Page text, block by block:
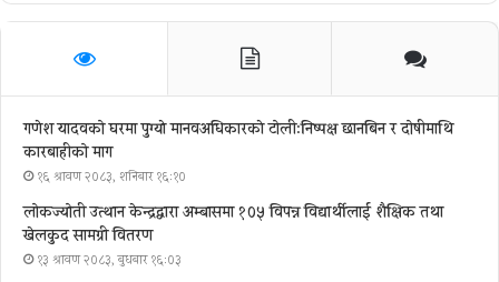
गणेश यादवको घरमा पुग्याे मानवअधिकारकाे टोली:निष्पक्ष छानबिन र दोषीमाथि
कारबाहीको माग
१६ श्रावण २०८३, शनिबार १६:१०
लोकज्योती उत्थान केन्द्रद्वारा अम्बासमा १०५ विपन्न विद्यार्थीलाई शैक्षिक तथा
खेलकुद सामग्री वितरण
१३ श्रावण २०८३, बुधबार १६:०३